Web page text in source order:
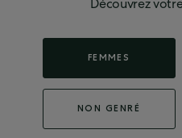
FEMMES
NON GENRÉ